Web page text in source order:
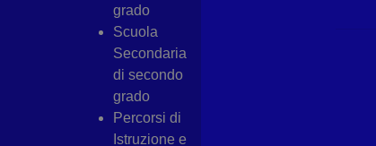
grado
Scuola
Secondaria
di secondo
grado
Percorsi di
Istruzione e